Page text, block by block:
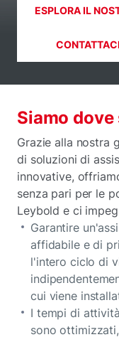
ESPLORA IL
CONTATTACI
Siamo dove
Grazie alla nostra
di soluzioni di
innovative,
senza pari per le
Leybold e ci
Garantire
affidabile e di
l'intero ciclo di
cui viene
I tempi di
sono